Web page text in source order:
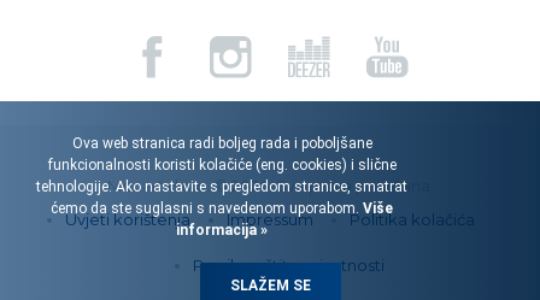
Menart d.o.o. © 2026. Sva prava pridržana.
Uvjeti korištenja
Impressum Politika kolačića
Pravila zaštite privatnosti
Ova web stranica radi boljeg rada i poboljšane
funkcionalnosti koristi kolačiće (eng. cookies) i slične
tehnologije. Ako nastavite s pregledom stranice, smatrat
ćemo da ste suglasni s navedenom uporabom. Više
informacija »
SLAŽEM SE